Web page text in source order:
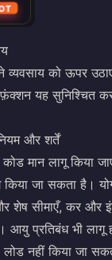
को ऊपर
यह सुनिश्चित
और शर्तें
मान लागू किया
किया जा सकता है।
शेष सीमाएँ, कर
प्रतिबंध भी लागू
नहीं किया जा